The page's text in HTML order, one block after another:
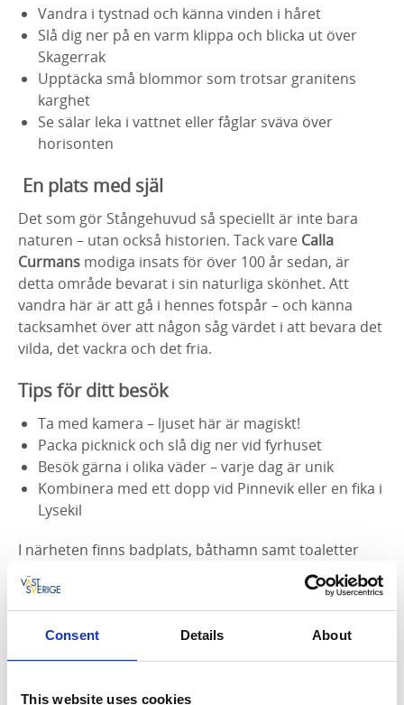
Consent Details About
This website uses cookies
Vandra i tystnad och känna vinden i håret
Slå dig ner på en varm klippa och blicka ut över
Skagerrak
Upptäcka små blommor som trotsar granitens
karghet
Se sälar leka i vattnet eller fåglar sväva över
horisonten
En plats med själ
Det som gör Stångehuvud så speciellt är inte bara
naturen – utan också historien. Tack vare Calla
Curmans modiga insats för över 100 år sedan, är
detta område bevarat i sin naturliga skönhet. Att
vandra här är att gå i hennes fotspår – och känna
tacksamhet över att någon såg värdet i att bevara det
vilda, det vackra och det fria.
Tips för ditt besök
Ta med kamera – ljuset här är magiskt!
Packa picknick och slå dig ner vid fyrhuset
Besök gärna i olika väder – varje dag är unik
Kombinera med ett dopp vid Pinnevik eller en fika i
Lysekil
I närheten finns badplats, båthamn samt toaletter
och kiosk vid Pinneviks badplats under sommartid.
Vid utsiktsplatsen "Victoria-stigen" på Galleberget
finns handikappanpassat picknickbord. En av Lysekils
stadspromenader går runt och igenom Stångehuvud,
en 4 km lång rundvandring med början och slut i